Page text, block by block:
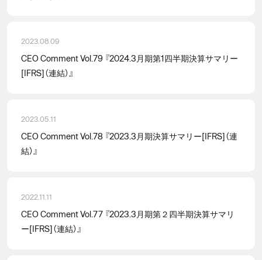
2023.08.09
CEO Comment Vol.79 『2024.3月期第1四半期決算サマリー
[IFRS]（連結）』
2023.05.11
CEO Comment Vol.78 『2023.3月期決算サマリー[IFRS]（連
結）』
2022.11.11
CEO Comment Vol.77 『2023.3月期第２四半期決算サマリ
ー[IFRS]（連結）』